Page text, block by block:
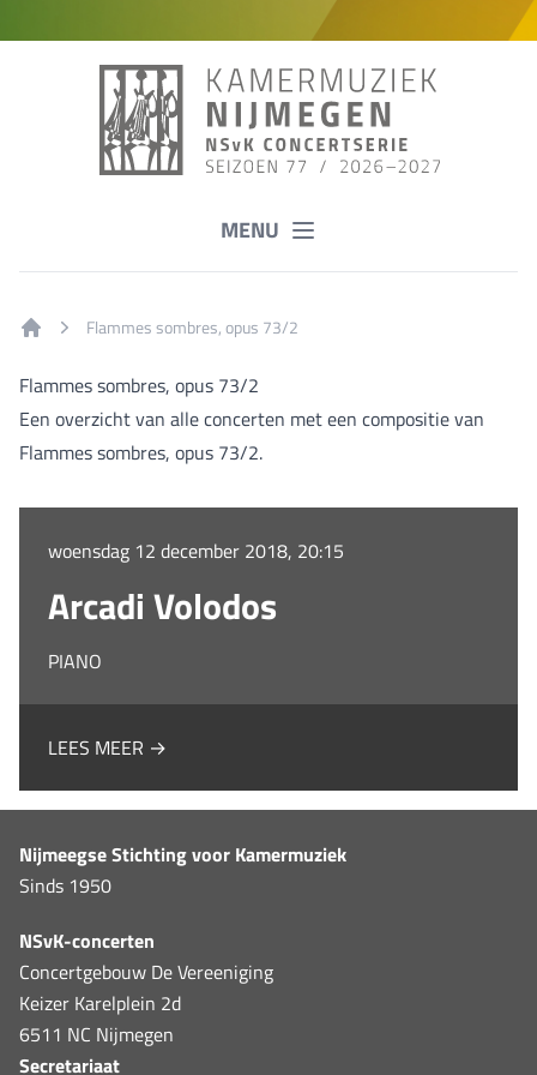
MENU
Flammes sombres, opus 73/2
Flammes sombres, opus 73/2
Een overzicht van alle concerten met een compositie van
Flammes sombres, opus 73/2.
woensdag 12 december 2018, 20:15
Arcadi Volodos
PIANO
LEES MEER →
Nijmeegse Stichting voor Kamermuziek
Sinds 1950
NSvK-concerten
Concertgebouw De Vereeniging
Keizer Karelplein 2d
6511 NC Nijmegen
Secretariaat